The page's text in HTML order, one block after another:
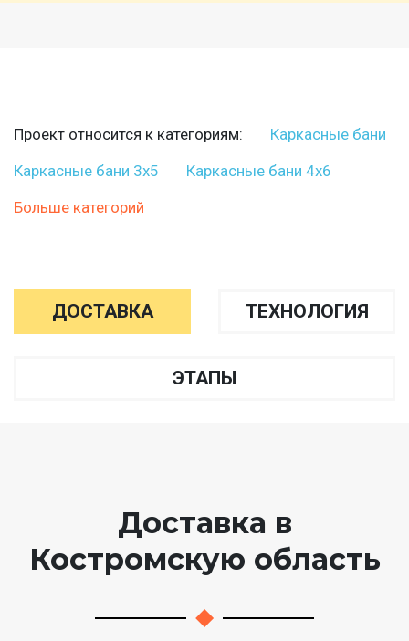
Проект относится к категориям:
Каркасные бани
Каркасные бани 3х5
Каркасные бани 4х6
Больше категорий
ДОСТАВКА ТЕХНОЛОГИЯ
ЭТАПЫ
Доставка в
Костромскую область